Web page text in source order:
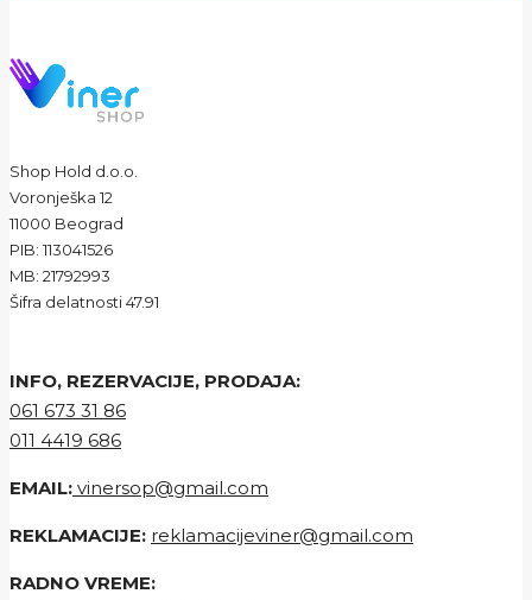
Shop Hold d.o.o.
Voronješka 12
11000 Beograd
PIB: 113041526
MB: 21792993
Šifra delatnosti 47.91
INFO, REZERVACIJE, PRODAJA:
061 673 31 86
011 4419 686
EMAIL: vinersop@gmail.com
REKLAMACIJE: reklamacijeviner@gmail.com
RADNO VREME: